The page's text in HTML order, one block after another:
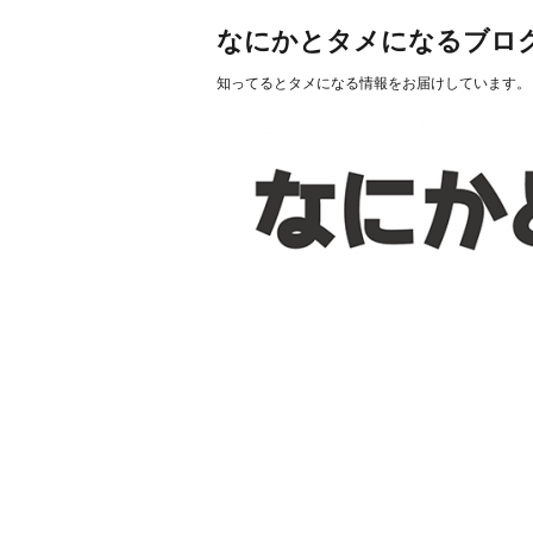
なにかとタメになるブロ
知ってるとタメになる情報をお届けしています。